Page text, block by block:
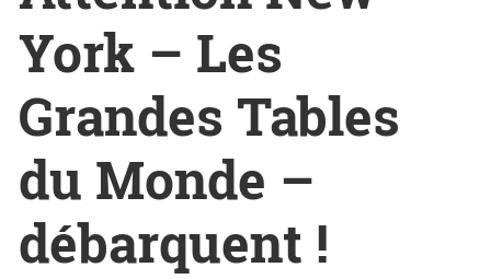
York – Les
Grandes Tables
du Monde –
débarquent !